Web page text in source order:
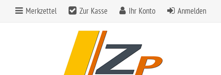
Merkzettel Zur Kasse Ihr Konto Anmelden